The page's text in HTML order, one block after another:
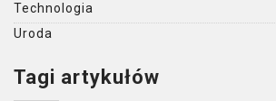
Technologia
Uroda
Tagi artykułów